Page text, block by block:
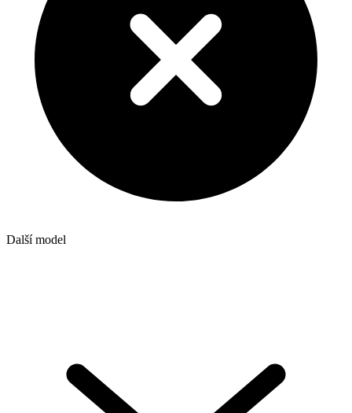
Další model